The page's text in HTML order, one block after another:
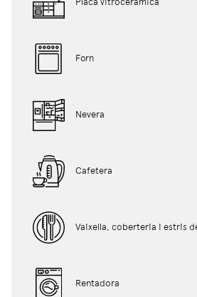
Placa vitroceràmica
Forn
Nevera
Cafetera
Vaixella, coberteria i estris
Rentadora